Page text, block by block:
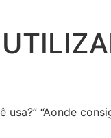
“Aonde